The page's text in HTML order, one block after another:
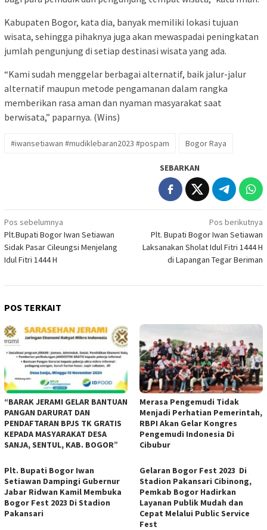
Kabupaten Bogor, kata dia, banyak memiliki lokasi tujuan
wisata, sehingga pihaknya juga akan mewaspadai peningkatan
jumlah pengunjung di setiap destinasi wisata yang ada.
“Kami sudah menggelar berbagai alternatif, baik jalur-jalur
alternatif maupun metode pengamanan dalam rangka
memberikan rasa aman dan nyaman masyarakat saat
berwisata,” paparnya. (Wins)
#iwansetiawan #mudiklebaran2023 #pospam Bogor Raya
SEBARKAN
Navigasi
pos
Pos sebelumnya
Plt.Bupati Bogor Iwan Setiawan
Sidak Pasar Cileungsi Menjelang
Idul Fitri 1444 H
Pos berikutnya
Plt. Bupati Bogor Iwan Setiawan
Laksanakan Sholat Idul Fitri 1444 H
di Lapangan Tegar Beriman
POS TERKAIT
“BARAK JERAMI GELAR BANTUAN
PANGAN DARURAT DAN
PENDAFTARAN BPJS TK GRATIS
KEPADA MASYARAKAT DESA
SANJA, SENTUL, KAB. BOGOR”
Merasa Pengemudi Tidak
Menjadi Perhatian Pemerintah,
RBPI Akan Gelar Kongres
Pengemudi Indonesia Di
Cibubur
Plt. Bupati Bogor Iwan
Setiawan Dampingi Gubernur
Jabar Ridwan Kamil Membuka
Bogor Fest 2023 Di Stadion
Pakansari
Gelaran Bogor Fest 2023 Di
Stadion Pakansari Cibinong,
Pemkab Bogor Hadirkan
Layanan Publik Mudah dan
Cepat Melalui Public Service
Fest